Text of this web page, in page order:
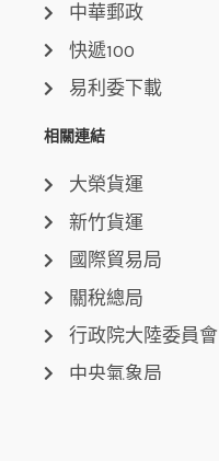
中華郵政
快遞100
易利委下載
相關連結
大榮貨運
新竹貨運
國際貿易局
關稅總局
行政院大陸委員會
中央氣象局